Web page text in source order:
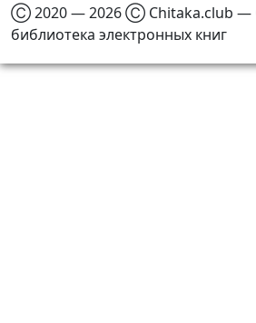
Ⓒ 2020 — 2026 Ⓒ Chitaka.club —
библиотека электронных книг